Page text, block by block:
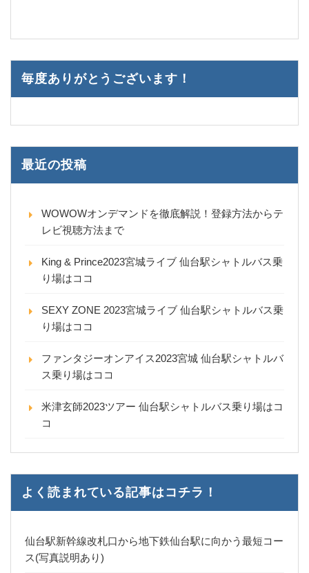
毎度ありがとうございます！
最近の投稿
WOWOWオンデマンドを徹底解説！登録方法からテ
レビ視聴方法まで
King & Prince2023宮城ライブ 仙台駅シャトルバス乗
り場はココ
SEXY ZONE 2023宮城ライブ 仙台駅シャトルバス乗
り場はココ
ファンタジーオンアイス2023宮城 仙台駅シャトルバ
ス乗り場はココ
米津玄師2023ツアー 仙台駅シャトルバス乗り場はコ
コ
よく読まれている記事はコチラ！
仙台駅新幹線改札口から地下鉄仙台駅に向かう最短コー
ス(写真説明あり)